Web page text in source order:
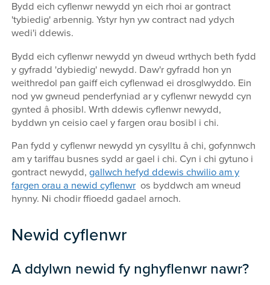
Bydd eich cyflenwr newydd yn eich rhoi ar gontract
'tybiedig' arbennig. Ystyr hyn yw contract nad ydych
wedi'i ddewis.
Bydd eich cyflenwr newydd yn dweud wrthych beth fydd
y gyfradd 'dybiedig' newydd. Daw'r gyfradd hon yn
weithredol pan gaiff eich cyflenwad ei drosglwyddo. Ein
nod yw gwneud penderfyniad ar y cyflenwr newydd cyn
gynted â phosibl. Wrth ddewis cyflenwr newydd,
byddwn yn ceisio cael y fargen orau bosibl i chi.
Pan fydd y cyflenwr newydd yn cysylltu â chi, gofynnwch
am y tariffau busnes sydd ar gael i chi. Cyn i chi gytuno i
gontract newydd,gallwch hefyd ddewis chwilio am y
fargen orau a newid cyflenwros byddwch am wneud
hynny. Ni chodir ffioedd gadael arnoch.
Newid cyflenwr
A ddylwn newid fy nghyflenwr nawr?